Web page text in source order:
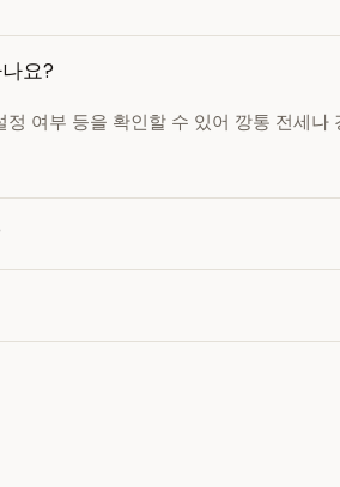
요?
여부 등을 확인할 수 있어 깡통 전세나